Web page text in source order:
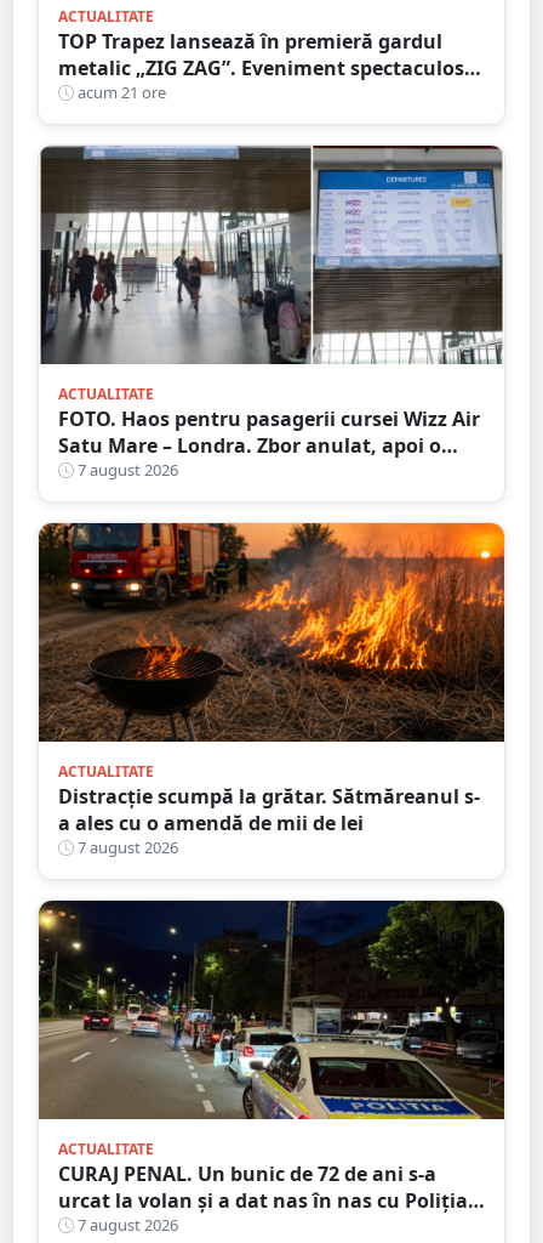
ACTUALITATE
TOP Trapez lansează în premieră gardul
metalic „ZIG ZAG”. Eveniment spectaculos
în Grădina Romei
acum 21 ore
ACTUALITATE
FOTO. Haos pentru pasagerii cursei Wizz Air
Satu Mare – Londra. Zbor anulat, apoi o
nouă întârziere. Fără explicații clare
7 august 2026
ACTUALITATE
Distracție scumpă la grătar. Sătmăreanul s-
a ales cu o amendă de mii de lei
7 august 2026
ACTUALITATE
CURAJ PENAL. Un bunic de 72 de ani s-a
urcat la volan și a dat nas în nas cu Poliția
Satu Mare
7 august 2026